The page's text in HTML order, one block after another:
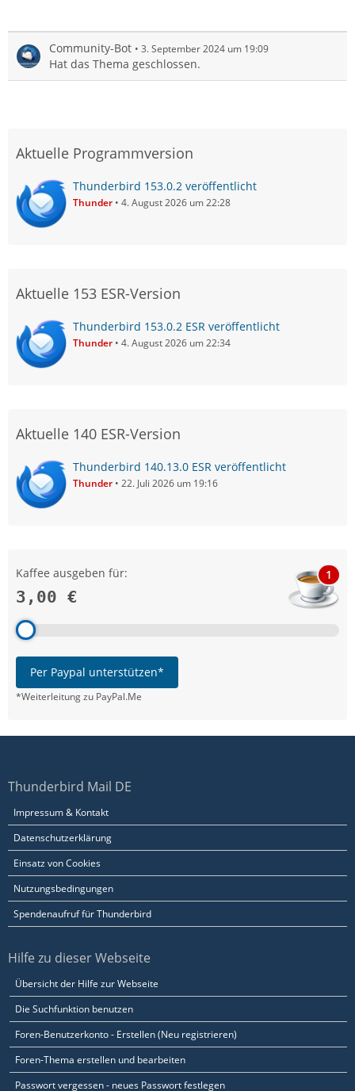
Community-Bot 3. September 2024 um 19:09
Hat das Thema geschlossen.
Aktuelle Programmversion
Thunderbird 153.0.2 veröffentlicht
Thunder 4. August 2026 um 22:28
Aktuelle 153 ESR-Version
Thunderbird 153.0.2 ESR veröffentlicht
Thunder 4. August 2026 um 22:34
Aktuelle 140 ESR-Version
Thunderbird 140.13.0 ESR veröffentlicht
Thunder 22. Juli 2026 um 19:16
Kaffee ausgeben für:
3,00 €
1
Per Paypal unterstützen*
*Weiterleitung zu PayPal.Me
Thunderbird Mail DE
Impressum & Kontakt
Datenschutzerklärung
Einsatz von Cookies
Nutzungsbedingungen
Spendenaufruf für Thunderbird
Hilfe zu dieser Webseite
Übersicht der Hilfe zur Webseite
Die Suchfunktion benutzen
Foren-Benutzerkonto - Erstellen (Neu registrieren)
Foren-Thema erstellen und bearbeiten
Passwort vergessen - neues Passwort festlegen